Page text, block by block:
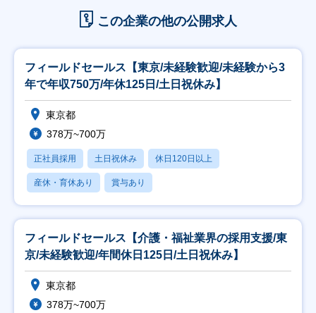
この企業の他の公開求人
フィールドセールス【東京/未経験歓迎/未経験から3
年で年収750万/年休125日/土日祝休み】
東京都
378万~700万
正社員採用 土日祝休み 休日120日以上
産休・育休あり 賞与あり
フィールドセールス【介護・福祉業界の採用支援/東
京/未経験歓迎/年間休日125日/土日祝休み】
東京都
378万~700万